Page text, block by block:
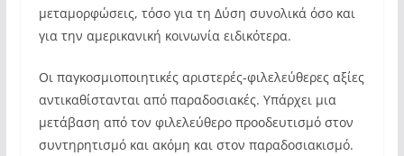
μεταμορφώσεις, τόσο για τη Δύση συνολικά όσο και
για την αμερικανική κοινωνία ειδικότερα.
Οι παγκοσμιοποιητικές αριστερές-φιλελεύθερες αξίες
αντικαθίστανται από παραδοσιακές. Υπάρχει μια
μετάβαση από τον φιλελεύθερο προοδευτισμό στον
συντηρητισμό και ακόμη και στον παραδοσιακισμό.